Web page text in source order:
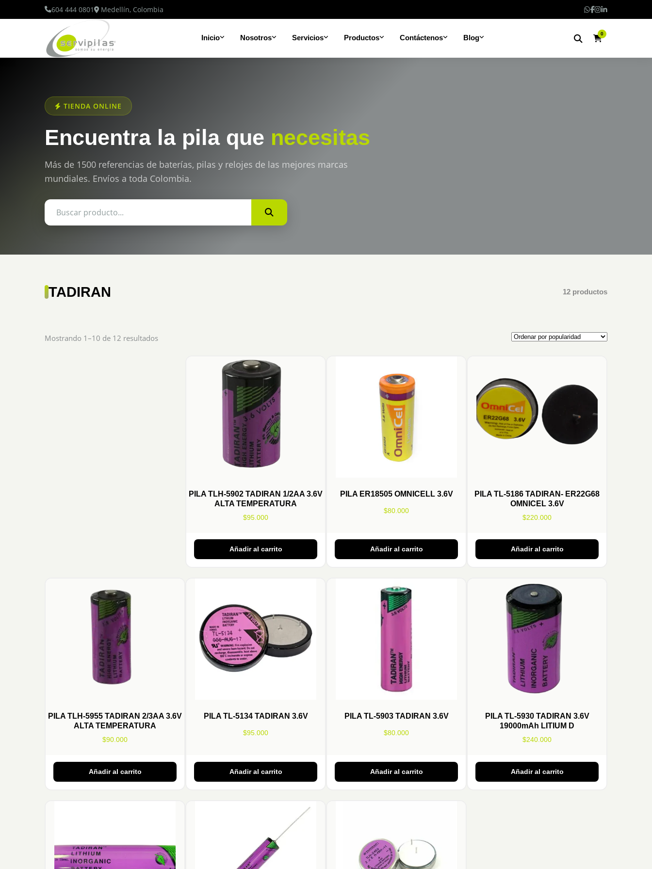
604 444 0801 Medellín, Colombia
Inicio Nosotros Servicios Productos Contáctenos Blog 0
TIENDA ONLINE
Encuentra la pila que necesitas
Más de 1500 referencias de baterías, pilas y relojes de las mejores marcas
mundiales. Envíos a toda Colombia.
TADIRAN 12 productos
Mostrando 1–10 de 12 resultadosSorted
PILA TLH-5902 TADIRAN 1/2AA 3.6V
ALTA TEMPERATURA
$95.000
Añadir al carrito
PILA ER18505 OMNICELL 3.6V
$80.000
Añadir al carrito
PILA TL-5186 TADIRAN- ER22G68
OMNICEL 3.6V
$220.000
Añadir al carrito
PILA TLH-5955 TADIRAN 2/3AA 3.6V
ALTA TEMPERATURA
$90.000
Añadir al carrito
PILA TL-5134 TADIRAN 3.6V
$95.000
Añadir al carrito
PILA TL-5903 TADIRAN 3.6V
$80.000
Añadir al carrito
PILA TL-5930 TADIRAN 3.6V
19000mAh LITIUM D
$240.000
Añadir al carrito